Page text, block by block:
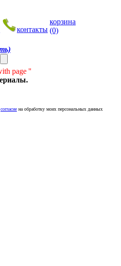
контакты
корзина
(0)
page ''
согласие на обработку моих персональных данных